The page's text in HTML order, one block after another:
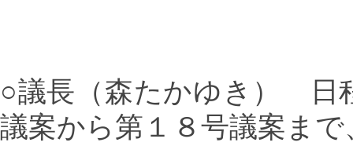
○議長（森たかゆき） 日
議案から第１８号議案ま